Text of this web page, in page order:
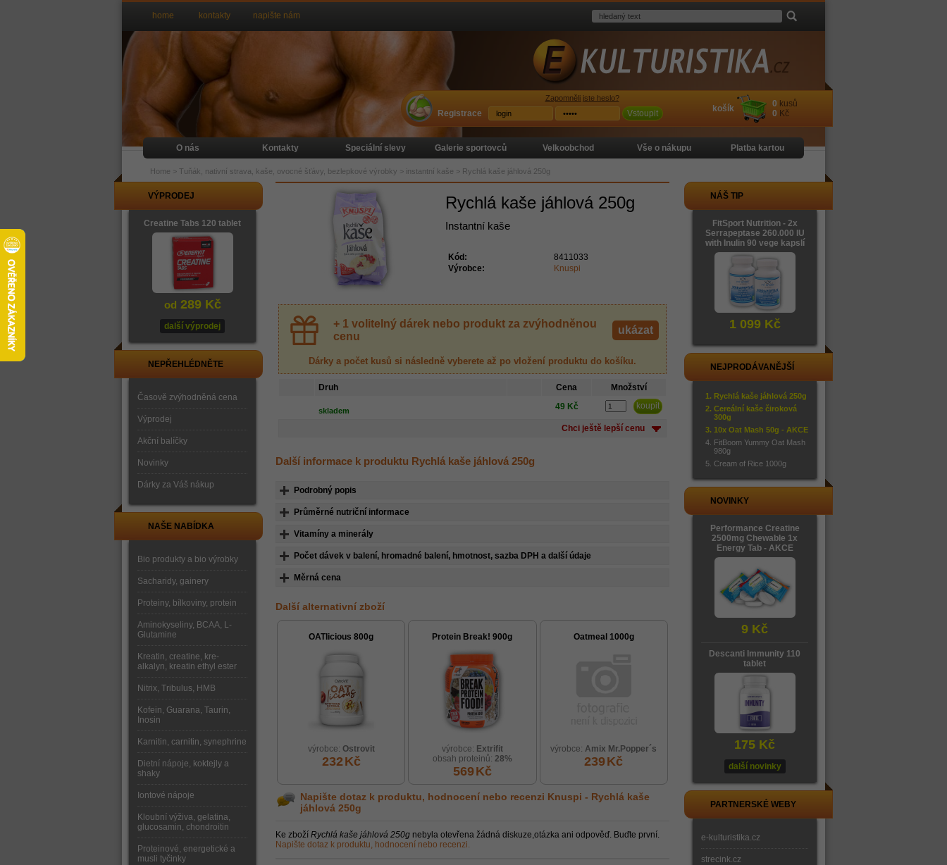
Rychlá kaše jáhlová 250g
Instantní kaše
Kód:
8411033
Výrobce:
Knuspi
+ 1 volitelný dárek nebo produkt za zvýhodněnou
cenu
ukázat
Dárky a počet kusů si následně vyberete až po vložení produktu do košíku.
Druh Cena Množství
skladem 49 Kč
Chci ještě lepší cenu
Další informace k produktu Rychlá kaše jáhlová 250g
Podrobný popis
Průměrné nutriční informace
Vitamíny a minerály
Počet dávek v balení, hromadné balení, hmotnost, sazba DPH a další údaje
Měrná cena
Další alternativní zboží
OATlicious 800g
výrobce: Ostrovit
232Kč
Protein Break! 900g
výrobce: Extrifit
obsah proteinů: 28%
569Kč
Oatmeal 1000g
výrobce:Amix Mr.Popper´s
239Kč
Napište dotaz k produktu, hodnocení nebo recenzi Knuspi - Rychlá kaše
jáhlová 250g
Ke zboží Rychlá kaše jáhlová 250g nebyla otevřena žádná diskuze,otázka ani odpověď. Buďte první.
Napište dotaz k produktu, hodnocení nebo recenzi.
VÝPRODEJ
Creatine Tabs 120 tablet
od 289 Kč
další výprodej
NEPŘEHLÉDNĚTE
Časově zvýhodněná cena
Výprodej
Akční balíčky
Novinky
Dárky za Váš nákup
NAŠE NABÍDKA
Bio produkty a bio výrobky
Sacharidy, gainery
Proteiny, bílkoviny, protein
Aminokyseliny, BCAA, L-
Glutamine
Kreatin, creatine, kre-
alkalyn, kreatin ethyl ester
Nitrix, Tribulus, HMB
Kofein, Guarana, Taurin,
Inosin
Karnitin, carnitin, synephrine
Dietní nápoje, koktejly a
shaky
Iontové nápoje
Kloubní výživa, gelatina,
glucosamin, chondroitin
Proteinové, energetické a
musli tyčinky
NÁŠ TIP
FitSport Nutrition - 2x
Serrapeptase 260.000 IU
with Inulin 90 vege kapslí
1 099 Kč
NEJPRODÁVANĚJŠÍ
Rychlá kaše jáhlová 250g
Cereální kaše čiroková
300g
10x Oat Mash 50g - AKCE
FitBoom Yummy Oat Mash
980g
Cream of Rice 1000g
NOVINKY
Performance Creatine
2500mg Chewable 1x
Energy Tab - AKCE
9 Kč
Descanti Immunity 110
tablet
175 Kč
další novinky
PARTNERSKÉ WEBY
e-kulturistika.cz
strecink.cz
home kontakty napište nám
O nás Kontakty Speciální slevy Galerie sportovců Velkoobchod Vše o nákupu Platba kartou
Home > Tuňák, nativní strava, kaše, ovocné šťávy, bezlepkové výrobky > instantní kaše > Rychlá kaše jáhlová 250g
košík 0 kusů
0 Kč
Registrace
Zapomněli jste heslo?
Vstoupit